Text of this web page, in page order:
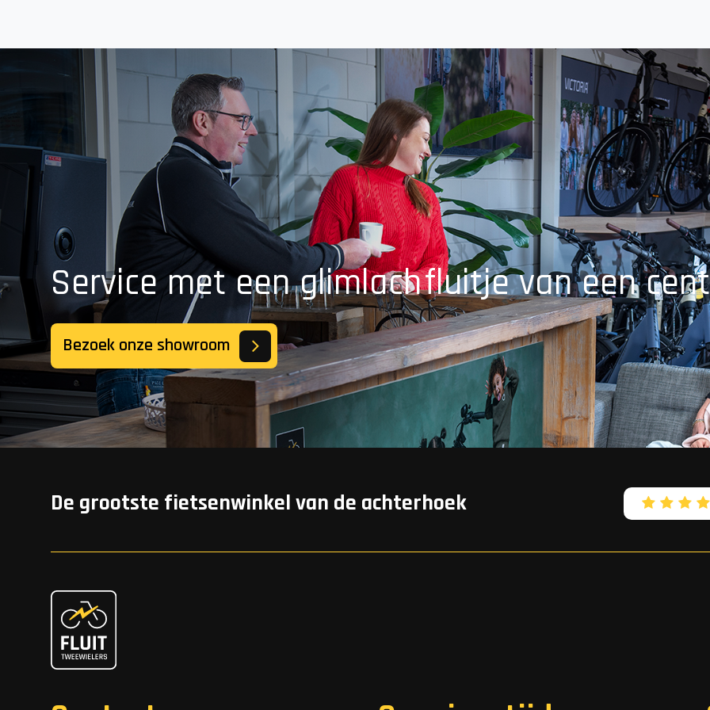
Service met een glimlachfluitje van een
Bezoek onze showroom
De grootste fietsenwinkel van de achterhoek